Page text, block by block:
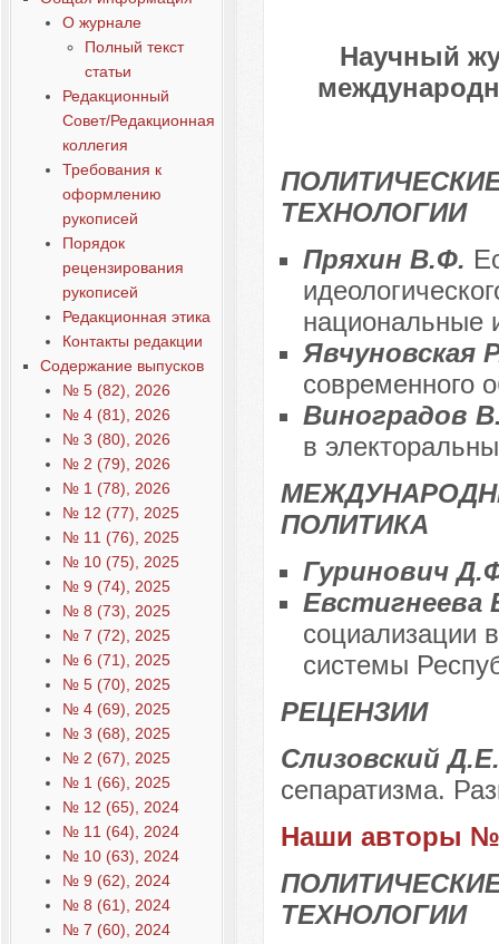
О журнале
Полный текст
статьи
Редакционный
Совет/Редакционная
коллегия
Требования к
оформлению
рукописей
Порядок
рецензирования
рукописей
Редакционная этика
Контакты редакции
Содержание выпусков
№ 5 (82), 2026
№ 4 (81), 2026
№ 3 (80), 2026
№ 2 (79), 2026
№ 1 (78), 2026
№ 12 (77), 2025
№ 11 (76), 2025
№ 10 (75), 2025
№ 9 (74), 2025
№ 8 (73), 2025
№ 7 (72), 2025
№ 6 (71), 2025
№ 5 (70), 2025
№ 4 (69), 2025
№ 3 (68), 2025
№ 2 (67), 2025
№ 1 (66), 2025
№ 12 (65), 2024
№ 11 (64), 2024
№ 10 (63), 2024
№ 9 (62), 2024
№ 8 (61), 2024
№ 7 (60), 2024
Научный
ТЕХНОЛОГИИ
Пряхин В.Ф.
национальные
Явчуновская
современного
Виноградов
в
ПОЛИТИКА
Гуринович
Евстигнеева
социализации
системы
РЕЦЕНЗИИ
Слизовский
сепаратизма.
Наши авторы №
ТЕХНОЛОГИИ